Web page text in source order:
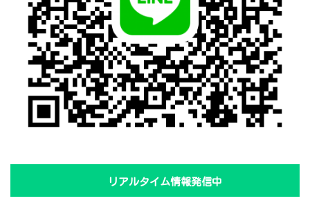
リアルタイム情報発信中